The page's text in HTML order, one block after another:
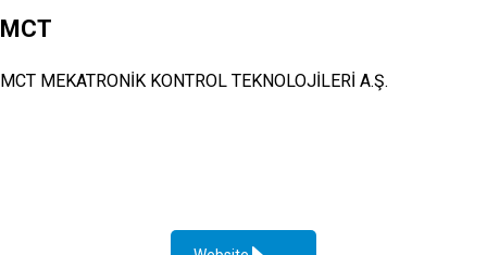
MCT
MCT MEKATRONİK KONTROL TEKNOLOJİLERİ A.Ş.